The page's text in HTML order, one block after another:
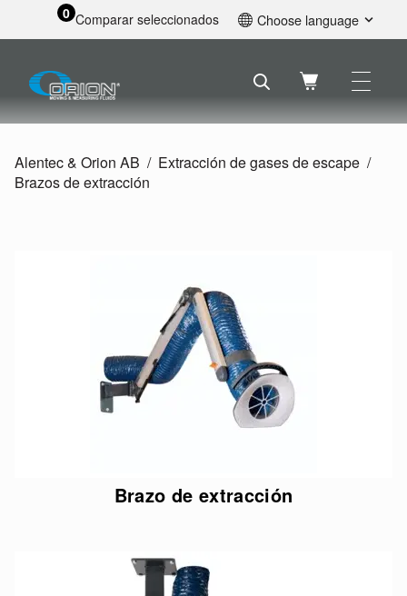
0 Comparar seleccionados Choose language
Svenska
Nederlands
Deutsch
Alentec & Orion AB
Extracción de gases de escape
Brazos de extracción
Brazo de extracción